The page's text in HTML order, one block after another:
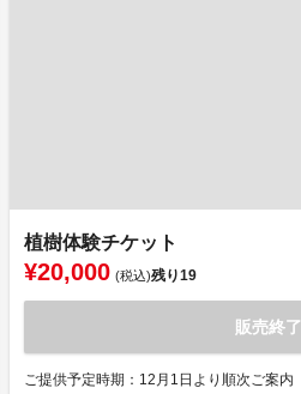
植樹体験チケット
¥20,000 (税込)残り19
販売終了
ご提供予定時期：12月1日より順次ご案内